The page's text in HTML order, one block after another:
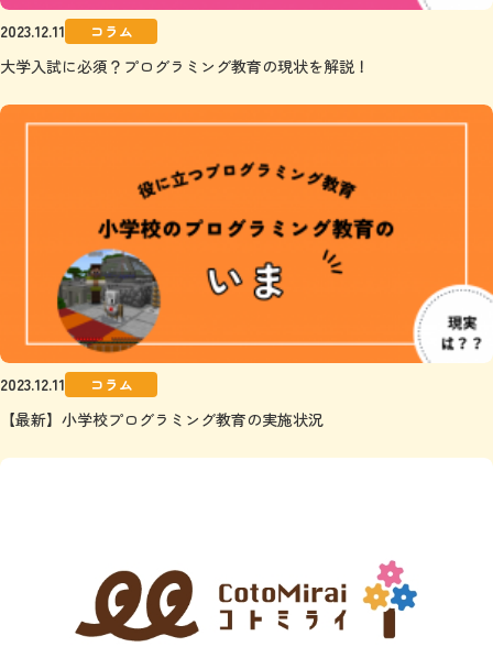
2023.12.11 コラム
大学入試に必須？プログラミング教育の現状を解説！
2023.12.11 コラム
【最新】小学校プログラミング教育の実施状況